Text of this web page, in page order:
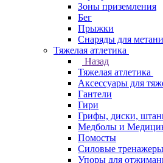
Зоны приземления
Бег
Прыжки
Снаряды для
Тяжелая атлетика
Назад
Тяжелая атлетика
Аксессуары для
Гантели
Гири
Грифы, диски,
Медболы и
Помосты
Силовые тренажеры
Упоры для